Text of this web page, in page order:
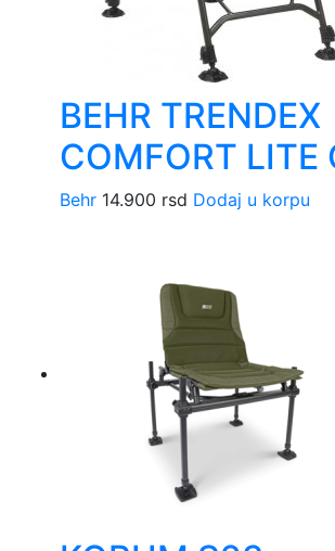
BEHR TRENDEX
COMFORT LITE
Behr 14.900 rsd Dodaj u korpu